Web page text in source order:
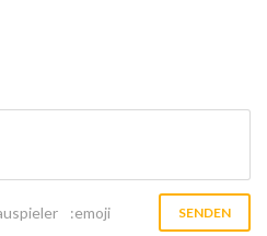
:emoji